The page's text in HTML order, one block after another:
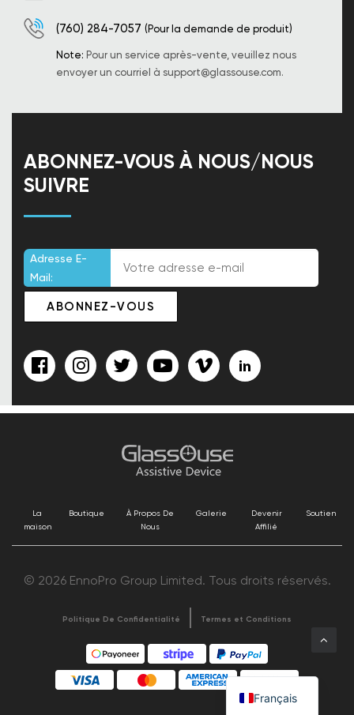
(760) 284-7057 (Pour la demande de produit)
Note: Pour un service après-vente, veuillez nous
envoyer un courriel à support@glassouse.com.
ABONNEZ-VOUS À NOUS/NOUS
SUIVRE
Adresse E-
Mail:
La
maison
Boutique
À Propos De
Nous
Galerie
Devenir
Affilié
Soutien
© 2026 EnnoPro Group Limited. Tous droits réservés.
Politique De Confidentialité Termes et Conditions
Français